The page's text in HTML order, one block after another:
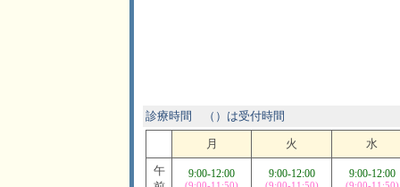
診療時間 （）は受付時間
月 火
水
午
9:00-12:00 9:00-12:00 9:00-12:00